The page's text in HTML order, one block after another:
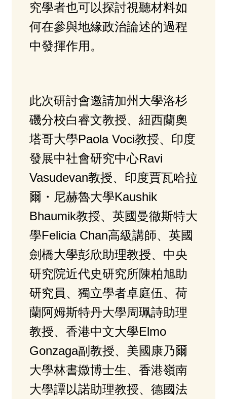
究學者也可以探討視聽材料如
何在參與地緣政治論述的過程
中發揮作用。
此次研討會邀請加州大學洛杉
磯分校白睿文教授、紐西蘭奧
塔哥大學Paola Voci教授、印度
發展中社會研究中心Ravi
Vasudevan教授、印度賈瓦哈拉
爾・尼赫魯大學Kaushik
Bhaumik教授、英國曼徹斯特大
學Felicia Chan高級講師、英國
劍橋大學彭欣助理教授、中央
研究院近代史研究所陳柏旭助
研究員、獨立學者卓庭伍、荷
蘭阿姆斯特丹大學周珮詩助理
教授、香港中文大學Elmo
Gonzaga副教授、美國康乃爾
大學林書媺博士生、香港嶺南
大學譚以諾助理教授、德國法